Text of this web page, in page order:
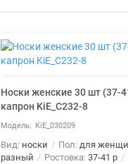
Носки женские 30 шт (37-
капрон KiE_C232-8
KiE_030209
Вид: носки Пол: для
разный
Ростовка: 37-41 р